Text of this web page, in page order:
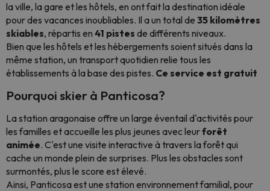
la ville, la gare et les hôtels, en ont fait la destination idéale
pour des vacances inoubliables. Il a un total de 35 kilomètres
skiables, répartis en 41 pistes de différents niveaux.
Bien que les hôtels et les hébergements soient situés dans la
même station, un transport quotidien relie tous les
établissements à la base des pistes. Ce service est gratuit
Pourquoi skier à Panticosa?
La station aragonaise offre un large éventail d'activités pour
les familles et accueille les plus jeunes avec leurforêt
animée. C'est une visite interactive à travers la forêt qui
cache un monde plein de surprises. Plus les obstacles sont
surmontés, plus le score est élevé.
Ainsi, Panticosa est une station environnement familial, pour